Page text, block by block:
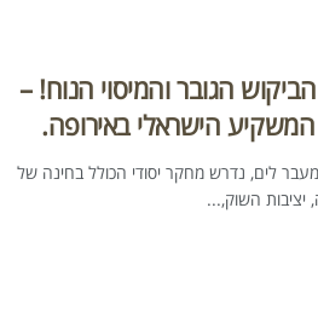
הגובר והמיסוי הנוח! –
הישראלי באירופה.
לים, נדרש מחקר יסודי הכולל בחינה של
יציבות השוק,...